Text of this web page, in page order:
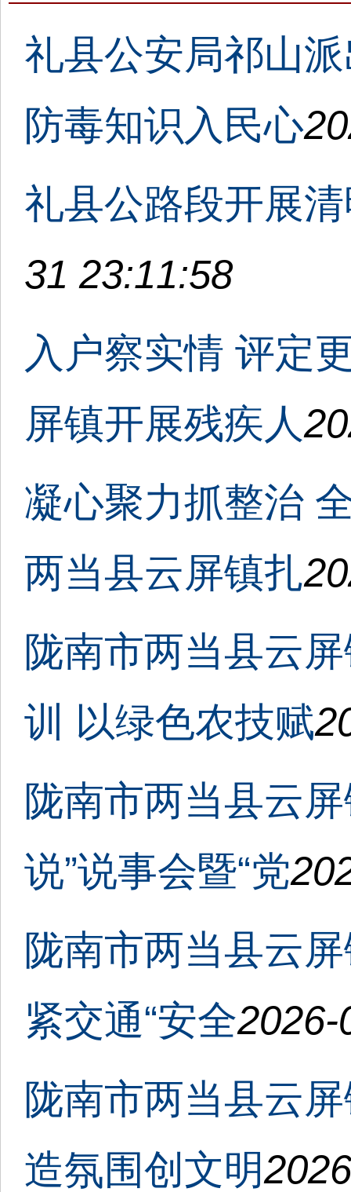
礼县公安局祁山
防毒知识入民心
礼县公路段开展
31 23:11:58
入户察实情 评定
屏镇开展残疾人
凝心聚力抓整治
两当县云屏镇扎
陇南市两当县云
训 以绿色农技赋
陇南市两当县云
说”说事会暨“党
陇南市两当县云
紧交通“安全2026-
陇南市两当县云
造氛围创文明